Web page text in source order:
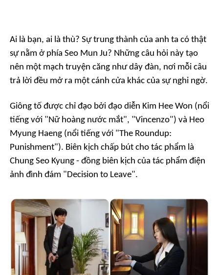
Ai là bạn, ai là thù? Sự trung thành của anh ta có thật
sự nằm ở phía Seo Mun Ju? Những câu hỏi này tạo
nên một mạch truyện căng như dây đàn, nơi mỗi câu
trả lời đều mở ra một cánh cửa khác của sự nghi ngờ.
Giông tố được chỉ đạo bởi đạo diễn Kim Hee Won (nổi
tiếng với "Nữ hoàng nước mắt", "Vincenzo") và Heo
Myung Haeng (nổi tiếng với "The Roundup:
Punishment"). Biên kịch chấp bút cho tác phẩm là
Chung Seo Kyung - đồng biên kịch của tác phẩm điện
ảnh đình đám "Decision to Leave".